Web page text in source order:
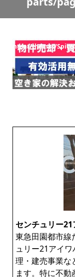
content/themes/
センチュリー
東急田園都市線
ュリー21アイ
理・建売事業な
ます。特に不